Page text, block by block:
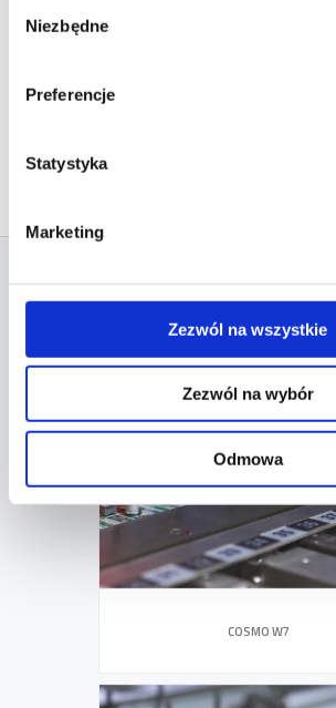
zgody
Niezbędne
Preferencje
Statystyka
Marketing
Zezwól na wszystkie
Zezwól na wybór
Odmowa
RELATED PROJECTS
COSMO W7